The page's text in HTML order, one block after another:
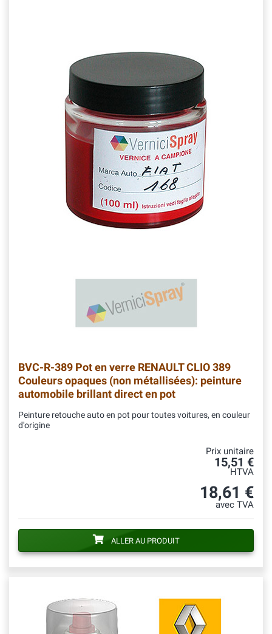
BVC-R-389 Pot en verre RENAULT CLIO 389
Couleurs opaques (non métallisées): peinture
automobile brillant direct en pot
Peinture retouche auto en pot pour toutes voitures, en couleur
d'origine
Prix unitaire
15,51 €
HTVA
18,61 €
avec TVA
ALLER AU PRODUIT